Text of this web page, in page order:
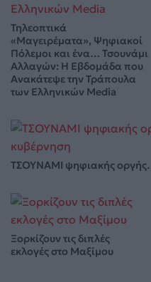
Τηλεοπτικά
«Μαγειρέματα», Ψηφιακοί
Πόλεμοι και ένα… Τσουνάμι
Αλλαγών: Η Εβδομάδα που
Ανακάτεψε την Τράπουλα
των Ελληνικών Media
ΤΣΟΥΝΑΜΙ ψηφιακής
Ξορκίζουν τις διπλές
εκλογές στο Μαξίμου